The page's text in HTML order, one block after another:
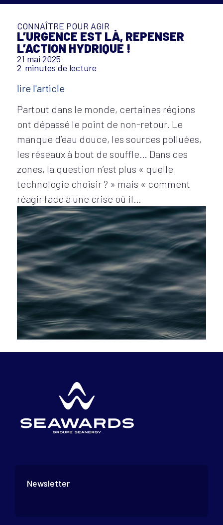
CONNAÎTRE POUR AGIR
L’URGENCE EST LÀ, REPENSER
L’ACTION HYDRIQUE !
21 mai 2025
2 minutes de lecture
lire l'article
Partout dans le monde, certaines régions
ont dépassé le point de non-retour. Le
manque d’eau douce, les sources polluées,
les réseaux à bout de souffle… Dans ces
zones, la question n’est plus « quelle
technologie choisir ? » mais « comment
réagir face à une crise où il…
Newsletter